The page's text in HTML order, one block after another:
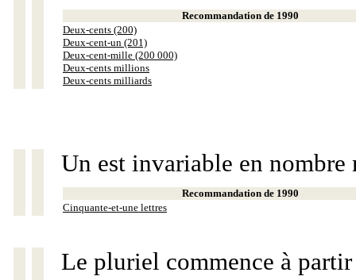
Recommandation de 1990
Deux-cents (200)
Deux-cent-un (201)
Deux-cent-mille (200 000)
Deux-cents millions
Deux-cents milliards
Un est invariable en nombre
Recommandation de 1990
Cinquante-et-une lettres
Le pluriel commence à